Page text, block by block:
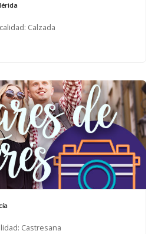
Calzada
Castresana